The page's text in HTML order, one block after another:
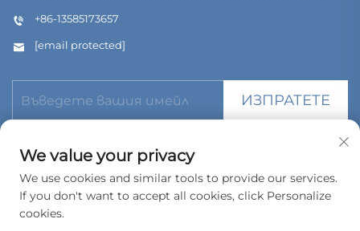
+86-13585173657
[email protected]
ИЗПРАТЕТЕ
© Всички права запазени. Bomeda International Trading
We value your privacy
We use cookies and similar tools to provide our services.
If you don't want to accept all cookies, click Personalize
cookies.